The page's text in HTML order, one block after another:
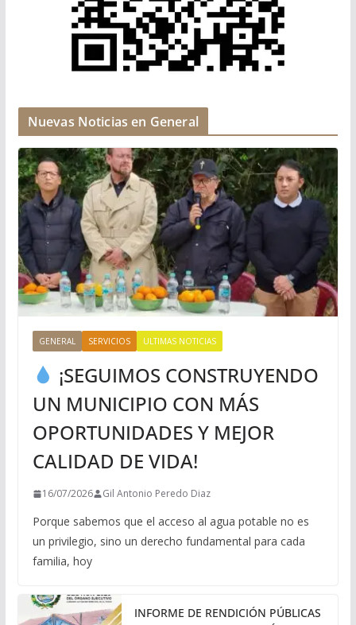
Nuevas Noticias en General
GENERAL SERVICIOS ULTIMAS NOTICIAS
¡SEGUIMOS CONSTRUYENDO
UN MUNICIPIO CON MÁS
OPORTUNIDADES Y MEJOR
CALIDAD DE VIDA!
16/07/2026 Gil Antonio Peredo Diaz
Porque sabemos que el acceso al agua potable no es
un privilegio, sino un derecho fundamental para cada
familia, hoy
INFORME DE RENDICIÓN PÚBLICAS